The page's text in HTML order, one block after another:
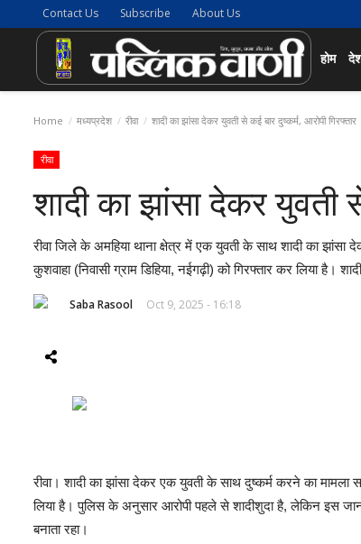
Contact Us Subscribe About Us
होम
Home मध्यप्रदेश रीवा शादी का झांसा देकर युवती से कई बार दुष्कर्म, आरोपी गिरफ्तार
रीवा
शादी का झांसा देकर युवती
रीवा जिले के अमहिया थाना क्षेत्र में एक युवती के साथ शादी का
कुशवाहा (निवासी ग्राम डिहिया, नईगढ़ी) को गिरफ्तार कर लिया है।
Saba Rasool Oct 9, 2025 - 16:18
रीवा। शादी का झांसा देकर एक युवती के साथ दुष्कर्म करने का मामला
लिया है। पुलिस के अनुसार आरोपी पहले से शादीशुदा है, लेकिन इस
बनाता रहा।